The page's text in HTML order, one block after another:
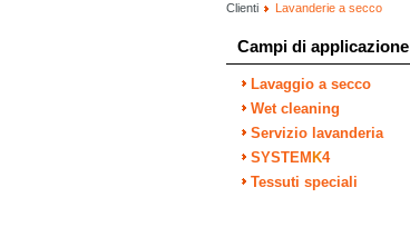
Clienti Lavanderie a secco
Campi di applicazione
Lavaggio a secco
Wet cleaning
Servizio lavanderia
SYSTEM K4
Tessuti speciali